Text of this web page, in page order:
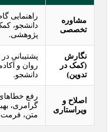
مشاوره
تخصصی
راهنمایی
دانشجو،
پژوهشی.
نگارش
(کمک در
تدوین)
پشتیبانی
روان و
دانشجو.
اصلاح و
ویراستاری
رفع
گرامری،
متن،